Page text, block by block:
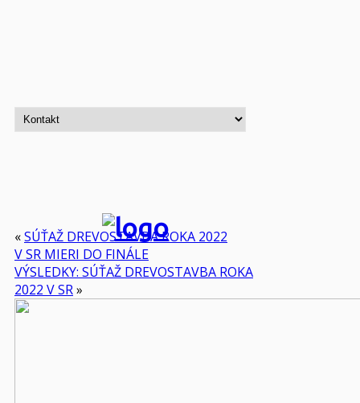
«SÚŤAŽ DREVOSTAVBA ROKA 2022
V SR MIERI DO FINÁLE
VÝSLEDKY: SÚŤAŽ DREVOSTAVBA ROKA
2022 V SR»